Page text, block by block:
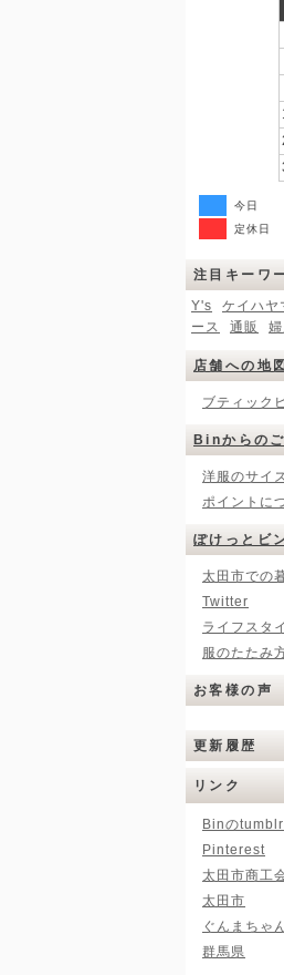
今日
定休日
注目キーワ
Y's
ケイハヤ
ース
通販
店舗への地図
ブティック
Binからの
洋服のサイ
ポイントに
ぽけっとビ
太田市での
Twitter
ライフスタ
服のたたみ
お客様の声
更新履歴
リンク
Binのtumblr
Pinterest
太田市商工
太田市
ぐんまちゃ
群馬県